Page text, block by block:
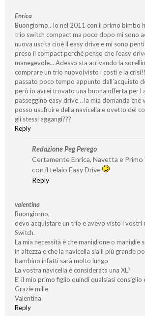
Enrica
Buongiorno.. Io nel 2011 con il primo bimbo
trio switch compact ma poco dopo mi sono
nuova uscita cioè il easy drive e mi sono
preso il compact perchè penso che l’easy
manegevole… Adesso sta arrivando la
comprare un trio nuovo(visto i costi e la
passato poco tempo appunto dall’acquisto
però io avrei trovato una buona offerta per l
passeggino easy drive… la mia domanda che
posso usufruire della navicella e ovetto del
gli stessi aggangi???
Reply
Redazione Peg Perego
Certamente Enrica, Navetta e
con il telaio Easy Drive
Reply
valentina
Buongiorno,
devo acquistare un trio e avevo visto i vostri
Switch.
La mia necessità è che maniglione o maniglie
in altezza e che la navicella sia il più grande
bambino infatti sarà molto lungo
La vostra navicella è considerata una XL?
E’ il mio primo figlio quindi qualsiasi consiglio
Grazie mille
Valentina
Reply